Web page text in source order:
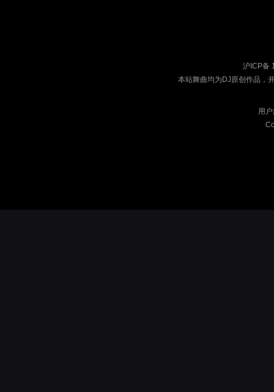
沪ICP备
本站舞曲均为DJ原创作品，
用